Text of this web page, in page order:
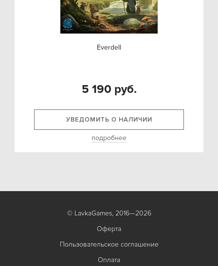
Everdell
5 190 руб.
УВЕДОМИТЬ О НАЛИЧИИ
подробнее
© LavkaGames, 2016—2026
Оферта
Пользовательское соглашение
Оплата